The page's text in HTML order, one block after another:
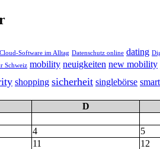
Cloud-Software im Alltag Datenschutz online dating
Schweiz mobility neuigkeiten new mobility
shopping sicherheit singlebörse smart
D
4 5
11 12